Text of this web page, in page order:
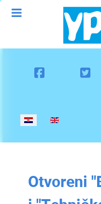
Odaberite svoj jezik
Otvoreni